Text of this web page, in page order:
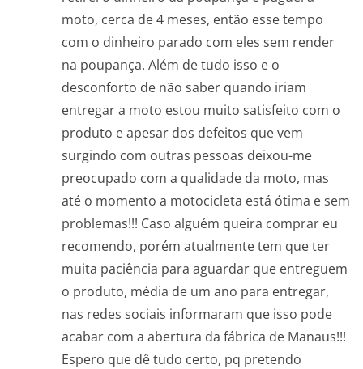
moto, cerca de 4 meses, então esse tempo
com o dinheiro parado com eles sem render
na poupança. Além de tudo isso e o
desconforto de não saber quando iriam
entregar a moto estou muito satisfeito com o
produto e apesar dos defeitos que vem
surgindo com outras pessoas deixou-me
preocupado com a qualidade da moto, mas
até o momento a motocicleta está ótima e sem
problemas!!! Caso alguém queira comprar eu
recomendo, porém atualmente tem que ter
muita paciência para aguardar que entreguem
o produto, média de um ano para entregar,
nas redes sociais informaram que isso pode
acabar com a abertura da fábrica de Manaus!!!
Espero que dê tudo certo, pq pretendo